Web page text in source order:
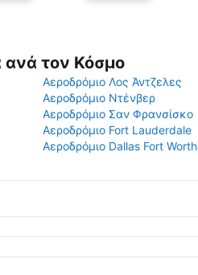
ανά τον Κόσμο
Αεροδρόμιο Λος Άντζελες
Αεροδρόμιο Ντένβερ
Αεροδρόμιο Σαν Φρανσίσκο
Αεροδρόμιο Fort Lauderdale
Αεροδρόμιο Dallas Fort Worth